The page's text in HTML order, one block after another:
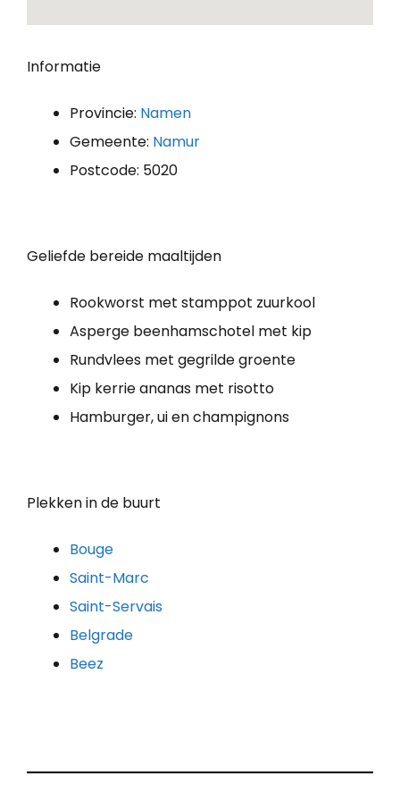
Informatie
Provincie: Namen
Gemeente: Namur
Postcode: 5020
Geliefde bereide maaltijden
Rookworst met stamppot zuurkool
Asperge beenhamschotel met kip
Rundvlees met gegrilde groente
Kip kerrie ananas met risotto
Hamburger, ui en champignons
Plekken in de buurt
Bouge
Saint-Marc
Saint-Servais
Belgrade
Beez